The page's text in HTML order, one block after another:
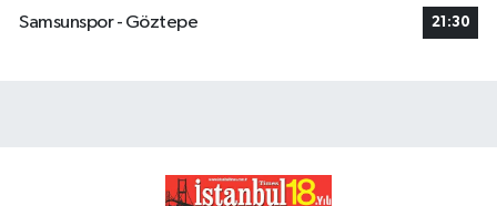
Samsunspor - Göztepe
21:30